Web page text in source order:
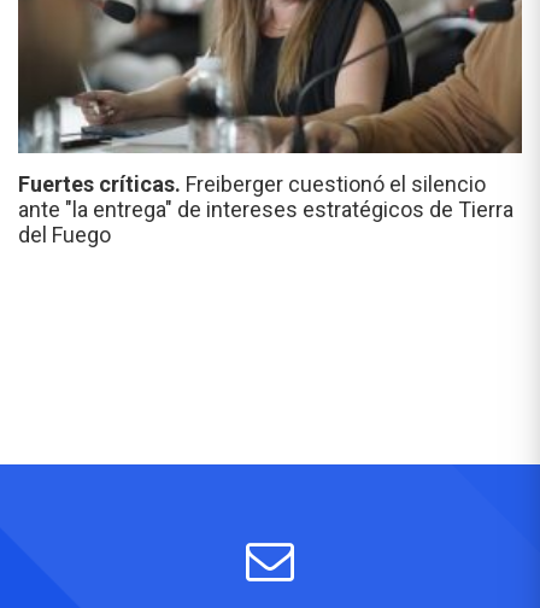
Fuertes críticas. Freiberger cuestionó el silencio
ante "la entrega" de intereses estratégicos de Tierra
del Fuego